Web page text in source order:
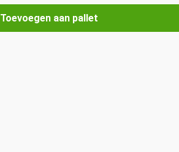
Toevoegen aan pallet